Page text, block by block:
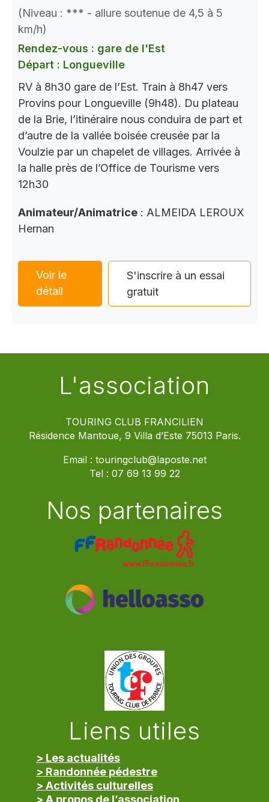
(Niveau : *** - allure soutenue de 4,5 à 5
km/h)
Rendez-vous : gare de l'Est
Départ : Longueville
RV à 8h30 gare de l’Est. Train à 8h47 vers
Provins pour Longueville (9h48). Du plateau
de la Brie, l’itinéraire nous conduira de part et
d’autre de la vallée boisée creusée par la
Voulzie par un chapelet de villages. Arrivée à
la halle près de l’Office de Tourisme vers
12h30
Animateur/Animatrice : ALMEIDA LEROUX
Hernan
Voir le
détail
S'inscrire à un essai
gratuit
L'association
TOURING CLUB FRANCILIEN
Résidence Mantoue, 9 Villa d’Este 75013 Paris.
Email : touringclub@laposte.net
Tel : 07 69 13 99 22
Nos partenaires
Liens utiles
> Les actualités
> Randonnée pédestre
> Activités culturelles
> A propos de l’association